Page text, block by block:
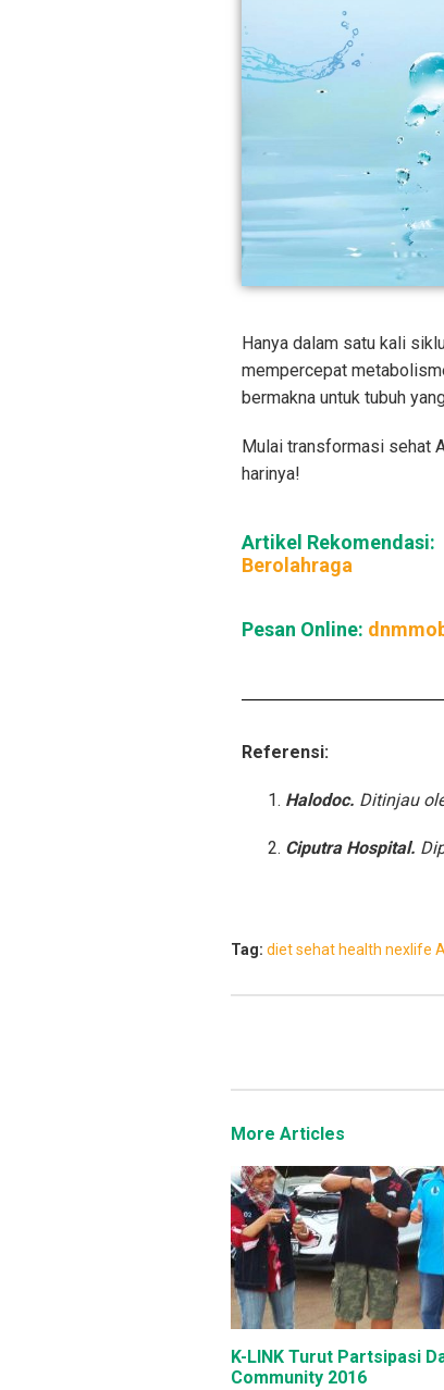
Hanya dalam satu kali
mempercepat
bermakna untuk tubuh
Mulai transformasi sehat
harinya!
Artikel Rekomendasi:
Berolahraga
Pesan Online:
Referensi:
Halodoc. Ditinjau
Ciputra Hospital.
Tag: diet sehat health nexlife
More Articles
K-LINK Turut Partsipasi
Community 2016